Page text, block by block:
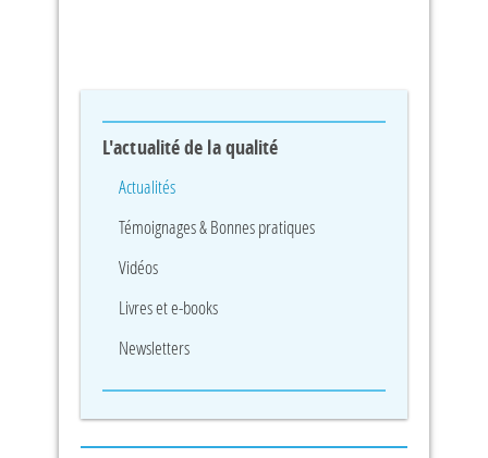
L'actualité de la qualité
Actualités
Témoignages & Bonnes pratiques
Vidéos
Livres et e-books
Newsletters